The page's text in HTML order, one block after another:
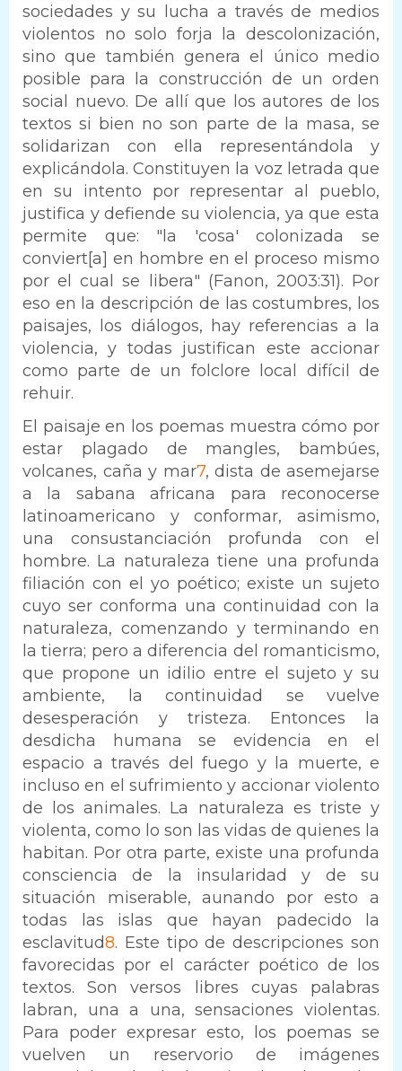
sociedades y su lucha a través de medios
violentos no solo forja la descolonización,
sino que también genera el único medio
posible para la construcción de un orden
social nuevo. De allí que los autores de los
textos si bien no son parte de la masa, se
solidarizan con ella representándola y
explicándola. Constituyen la voz letrada que
en su intento por representar al pueblo,
justifica y defiende su violencia, ya que esta
permite que: "la 'cosa' colonizada se
conviert[a] en hombre en el proceso mismo
por el cual se libera" (Fanon, 2003:31). Por
eso en la descripción de las costumbres, los
paisajes, los diálogos, hay referencias a la
violencia, y todas justifican este accionar
como parte de un folclore local difícil de
rehuir.
El paisaje en los poemas muestra cómo por
estar plagado de mangles, bambúes,
volcanes, caña y mar7, dista de asemejarse
a la sabana africana para reconocerse
latinoamericano y conformar, asimismo,
una consustanciación profunda con el
hombre. La naturaleza tiene una profunda
filiación con el yo poético; existe un sujeto
cuyo ser conforma una continuidad con la
naturaleza, comenzando y terminando en
la tierra; pero a diferencia del romanticismo,
que propone un idilio entre el sujeto y su
ambiente, la continuidad se vuelve
desesperación y tristeza. Entonces la
desdicha humana se evidencia en el
espacio a través del fuego y la muerte, e
incluso en el sufrimiento y accionar violento
de los animales. La naturaleza es triste y
violenta, como lo son las vidas de quienes la
habitan. Por otra parte, existe una profunda
consciencia de la insularidad y de su
situación miserable, aunando por esto a
todas las islas que hayan padecido la
esclavitud8. Este tipo de descripciones son
favorecidas por el carácter poético de los
textos. Son versos libres cuyas palabras
labran, una a una, sensaciones violentas.
Para poder expresar esto, los poemas se
vuelven un reservorio de imágenes